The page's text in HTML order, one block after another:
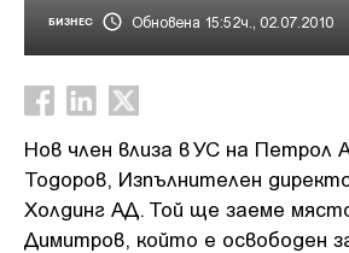
БИЗНЕС Обновена 15:52ч., 02.07.2010
Нов член влиза в УС на Петрол
Тодоров, Изпълнителен
Холдинг АД. Той ще заеме
Димитров, който е освободен